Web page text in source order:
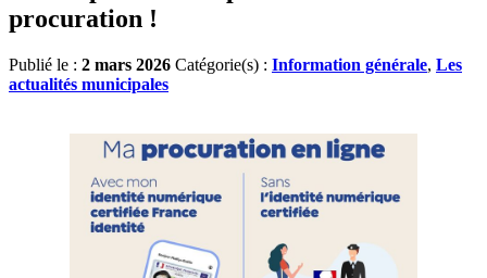
procuration !
Publié le : 2 mars 2026 Catégorie(s) : Information générale, Les
actualités municipales